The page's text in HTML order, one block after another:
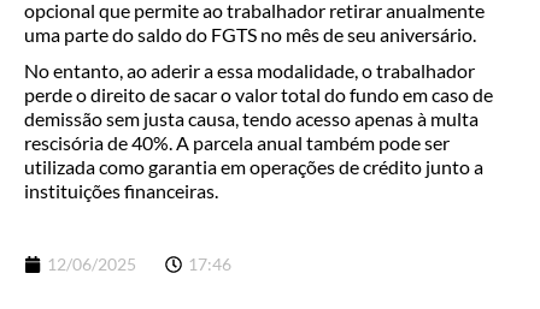
opcional que permite ao trabalhador retirar anualmente
uma parte do saldo do FGTS no mês de seu aniversário.
No entanto, ao aderir a essa modalidade, o trabalhador
perde o direito de sacar o valor total do fundo em caso de
demissão sem justa causa, tendo acesso apenas à multa
rescisória de 40%. A parcela anual também pode ser
utilizada como garantia em operações de crédito junto a
instituições financeiras.
12/06/2025 17:46